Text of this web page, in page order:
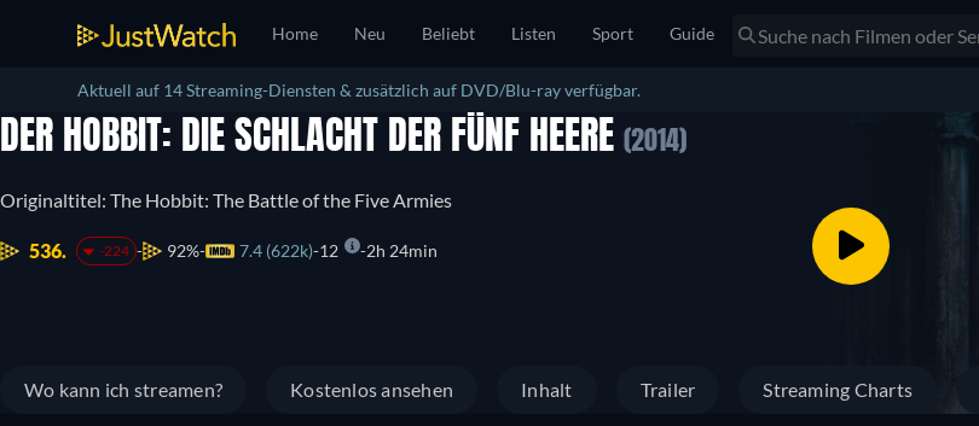
Home Neu Beliebt Listen Sport Guide
Aktuell auf 14 Streaming-Diensten & zusätzlich auf DVD/Blu-ray verfügbar.
DER HOBBIT: DIE SCHLACHT DER FÜNF HEERE (2014)
Originaltitel: The Hobbit: The Battle of the Five Armies
536. -224 92% 7.4 (622k) 12 2h 24min
Wo kann ich streamen? Kostenlos ansehen Inhalt Trailer Streaming Charts